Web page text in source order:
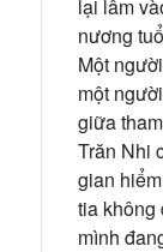
lại lâm
nương
Một
một
giữa
Trăn Nhi
gian
tia không
mình